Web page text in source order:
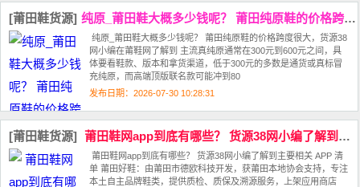
[莆田鞋货源] 纯原_莆田鞋大概多少钱呢？ 莆田纯原鞋的价格跨度很大
纯原_莆田鞋大概多少钱呢？ 莆田纯原鞋的价格跨度很大，货源38
网小编在莆鞋网了解到 主流真纯原通常在300元到600元之间‌，具
体要看鞋款、版本和拿货渠道，低于300元的多数是通货或真标冒
充纯原，而高端顶版联名款可能冲到80
发布日期：2026-07-30 10:28:31
[莆田鞋货源] 莆田鞋网app到底有哪些？ 货源38网小编了解到主要相关 APP 清单
莆田鞋网app到底有哪些？ 货源38网小编了解到主要相关 APP 清
单 莆田好鞋‌：由莆田市德欧科技开发，获莆田本地协会支持，专注‌
本土自主品牌‌鞋类，提供质检、质保及溯源服务，上架应用商店